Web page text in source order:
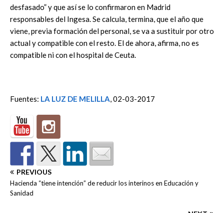
desfasado” y que así se lo confirmaron en Madrid
responsables del Ingesa. Se calcula, termina, que el año que
viene, previa formación del personal, se va a sustituir por otro
actual y compatible con el resto. El de ahora, afirma, no es
compatible ni con el hospital de Ceuta.
Fuentes: LA LUZ DE MELILLA, 02-03-2017
PREVIOUS
Hacienda “tiene intención” de reducir los interinos en Educación y
Sanidad